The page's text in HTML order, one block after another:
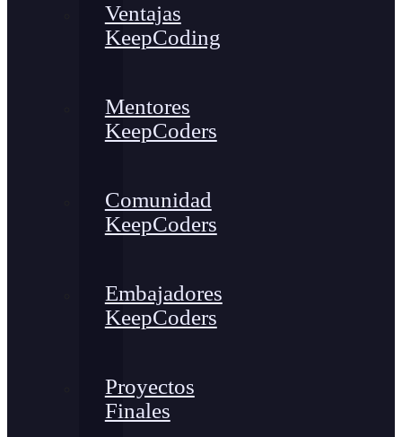
Ventajas
KeepCoding
Mentores
KeepCoders
Comunidad
KeepCoders
Embajadores
KeepCoders
Proyectos
Finales